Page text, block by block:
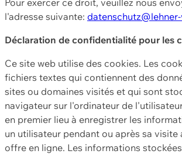
l'adresse suivante:
Déclaration de confidentialité pour les
Ce site web utilise des cookies. Les
fichiers textes qui contiennent des
sites ou domaines visités et qui sont
navigateur sur l'ordinateur de
en premier lieu à enregistrer les
un utilisateur pendant ou après sa visite
offre en ligne. Les informations